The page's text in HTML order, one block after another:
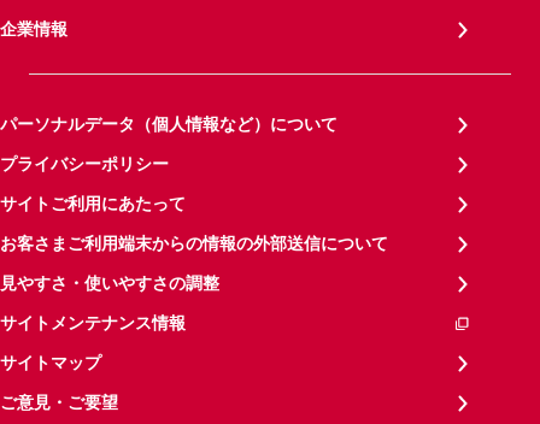
企業情報
パーソナルデータ（個人情報など）について
プライバシーポリシー
サイトご利用にあたって
お客さまご利用端末からの情報の外部送信について
見やすさ・使いやすさの調整
サイトメンテナンス情報
サイトマップ
ご意見・ご要望